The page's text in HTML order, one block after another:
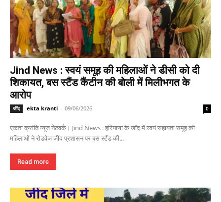
Jind News : स्वयं समूह की महिलाओं ने डीसी को दी
शिकायत, बस स्टैंड कैंटीन की बोली में मिलीभगत के
आरोप
जींद ekta kranti - 09/06/2026 0
एकता क्रांति न्यूज नेटवर्क। Jind News : हरियाणा के जींद में स्वयं सहायता समूह की
महिलाओं ने रोडवेज जींद प्रशासन पर बस स्टैंड की...
Read more